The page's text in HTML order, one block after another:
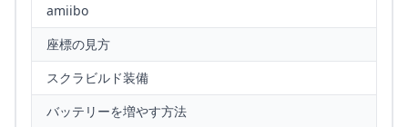
amiibo
座標の見方
スクラビルド装備
バッテリーを増やす方法